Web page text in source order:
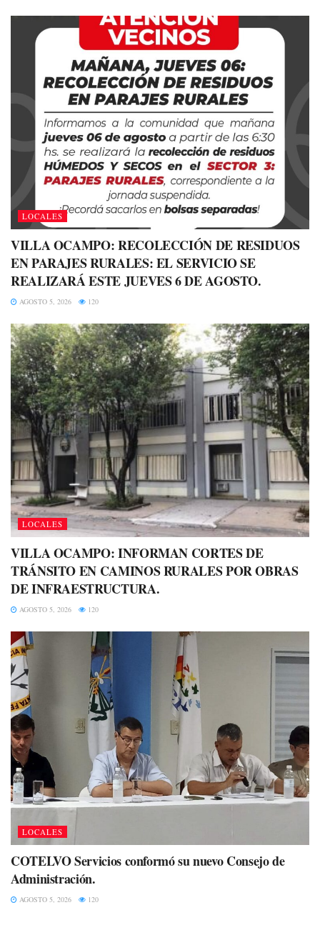
LOCALES
VILLA OCAMPO: RECOLECCIÓN DE RESIDUOS
EN PARAJES RURALES: EL SERVICIO SE
REALIZARÁ ESTE JUEVES 6 DE AGOSTO.
AGOSTO 5, 2026 120
LOCALES
VILLA OCAMPO: INFORMAN CORTES DE
TRÁNSITO EN CAMINOS RURALES POR OBRAS
DE INFRAESTRUCTURA.
AGOSTO 5, 2026 120
LOCALES
COTELVO Servicios conformó su nuevo Consejo de
Administración.
AGOSTO 5, 2026 120